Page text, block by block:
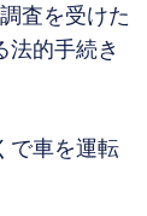
査を受けた
法的手続き
で車を運転